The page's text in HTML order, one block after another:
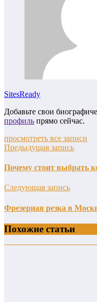
SitesReady
Добавьте свои
профиль прямо сейчас.
просмотреть все записи
Предыдущая запись
Почему стоит выбрать
Следующая запись
Фрезерная резка в
Похожие статьи